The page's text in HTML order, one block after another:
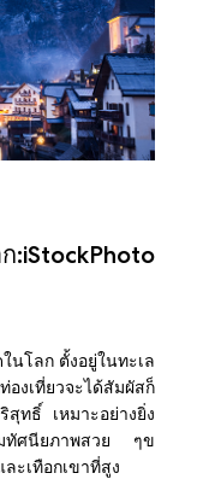
:iStockPhoto
นโลก ตั้งอยู่ในทะเล
งเที่ยวจะได้สัมผัสก็
สุทธิ์ เหมาะอย่างยิ่ง
มทัศนียภาพสวย ๆข
ะเทือกเขาที่สูง